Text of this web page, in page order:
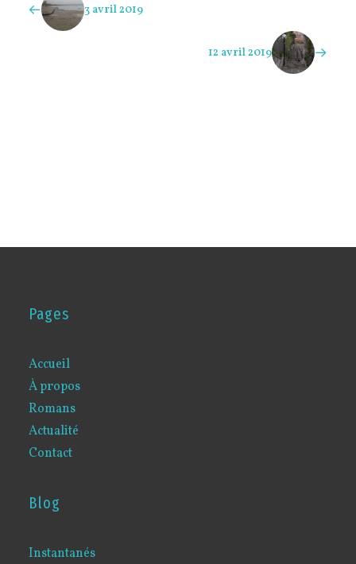
3 avril 2019
12 avril 2019
Pages
Accueil
À propos
Romans
Actualité
Contact
Blog
Instantanés